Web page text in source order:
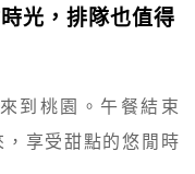
光，排隊也值得
到桃園。午餐結束
享受甜點的悠閒時